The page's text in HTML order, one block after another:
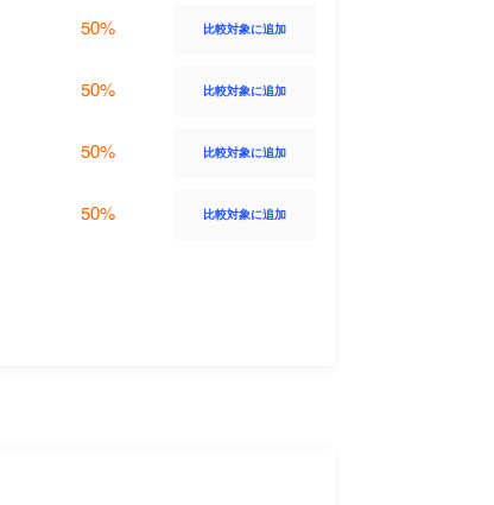
50% 比較対象に追加
50% 比較対象に追加
50% 比較対象に追加
50% 比較対象に追加